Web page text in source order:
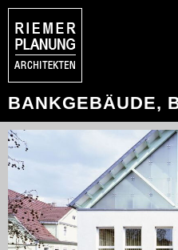
BANKGEBÄUDE,